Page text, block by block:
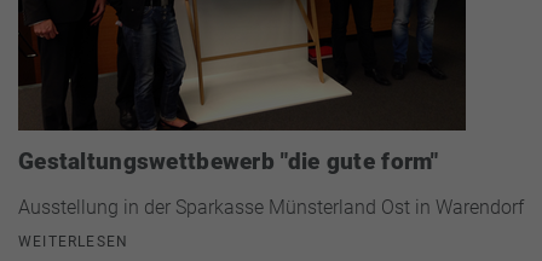
Gestaltungswettbewerb "die gute form"
Ausstellung in der Sparkasse Münsterland Ost in Warendorf
WEITERLESEN